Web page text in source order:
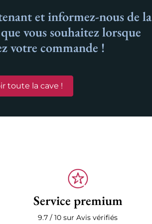
et informez-nous de la
vous souhaitez lorsque
votre commande !
toute la cave !
Service premium
9.7 / 10 sur Avis vérifiés